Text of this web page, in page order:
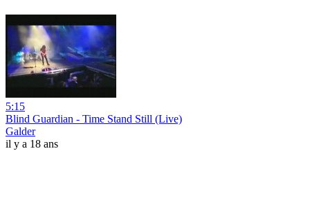
5:15
Blind Guardian - Time Stand Still (Live)
Galder
il y a 18 ans